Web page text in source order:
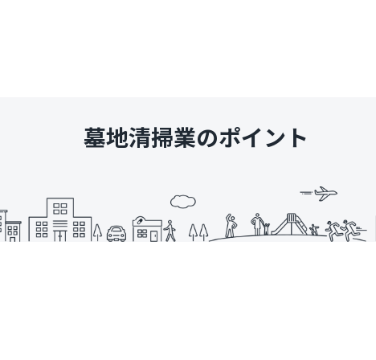
墓地清掃業のポイント